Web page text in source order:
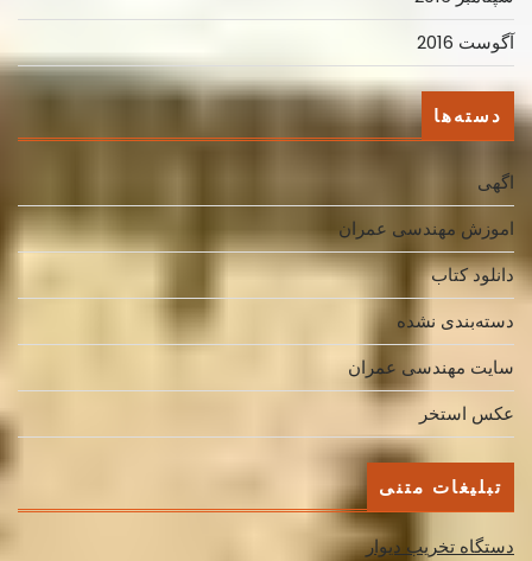
آگوست 2016
دسته‌ها
اگهی
اموزش مهندسی عمران
دانلود کتاب
دسته‌بندی نشده
سایت مهندسی عمران
عکس استخر
تبلیغات متنی
دستگاه تخریب دیوار